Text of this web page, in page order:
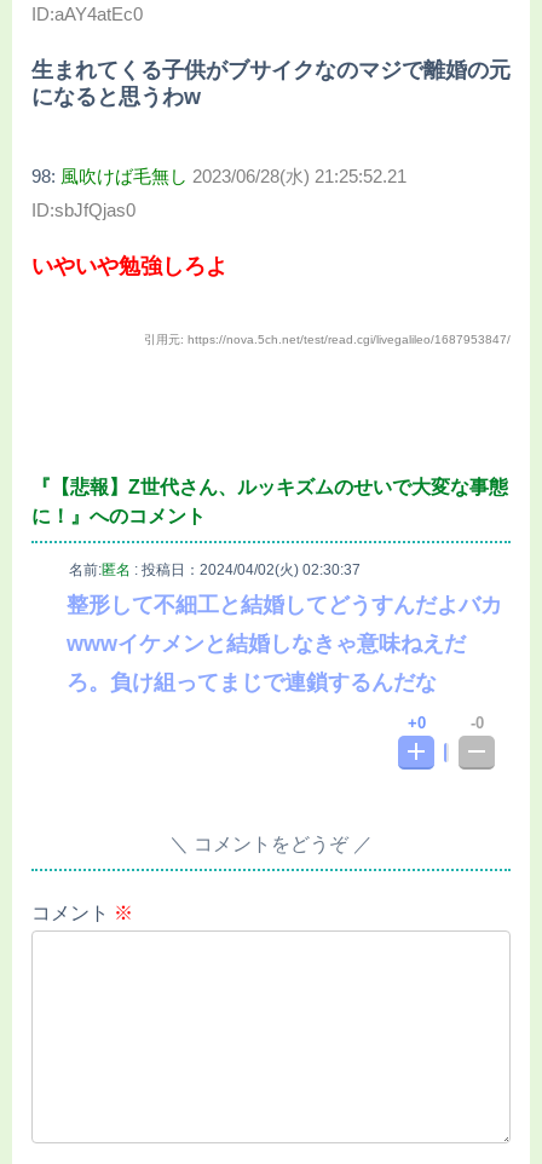
ID:aAY4atEc0
生まれてくる子供がブサイクなのマジで離婚の元
になると思うわw
98: 風吹けば毛無し 2023/06/28(水) 21:25:52.21
ID:sbJfQjas0
いやいや勉強しろよ
引用元: https://nova.5ch.net/test/read.cgi/livegalileo/1687953847/
『【悲報】Z世代さん、ルッキズムのせいで大変な事態
に！』へのコメント
名前:匿名 : 投稿日：2024/04/02(火) 02:30:37
整形して不細工と結婚してどうすんだよバカ
wwwイケメンと結婚しなきゃ意味ねえだ
ろ。負け組ってまじで連鎖するんだな
0 0
コメントをどうぞ
コメント ※